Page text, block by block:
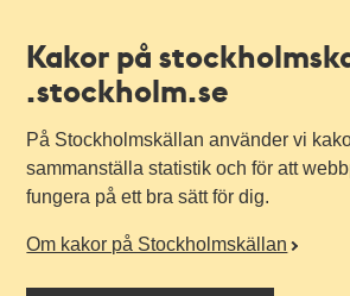
Kakor på
.stockholm.se
På Stockholmskällan använder vi
sammanställa statistik och för att
fungera på ett bra sätt för dig.
Om kakor på Stockholmskällan